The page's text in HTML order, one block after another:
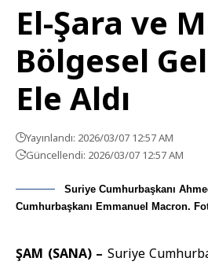
El-Şara ve
Bölgesel
Ele Aldı
Yayınlandı: 2026/03/07 12:57 AM
Güncellendi: 2026/03/07 12:57 AM
Suriye Cumhurbaşkanı
Cumhurbaşkanı Emmanuel Macron.
ŞAM (SANA) – Suriye